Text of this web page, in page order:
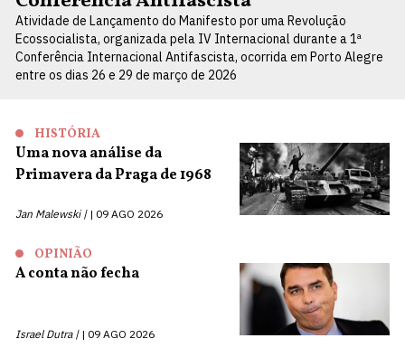
Atividade de Lançamento do Manifesto por uma Revolução
Ecossocialista, organizada pela IV Internacional durante a 1ª
Conferência Internacional Antifascista, ocorrida em Porto Alegre
entre os dias 26 e 29 de março de 2026
HISTÓRIA
Uma nova análise da
Primavera da Praga de 1968
Jan Malewski | 09 AGO 2026
OPINIÃO
A conta não fecha
Israel Dutra | 09 AGO 2026